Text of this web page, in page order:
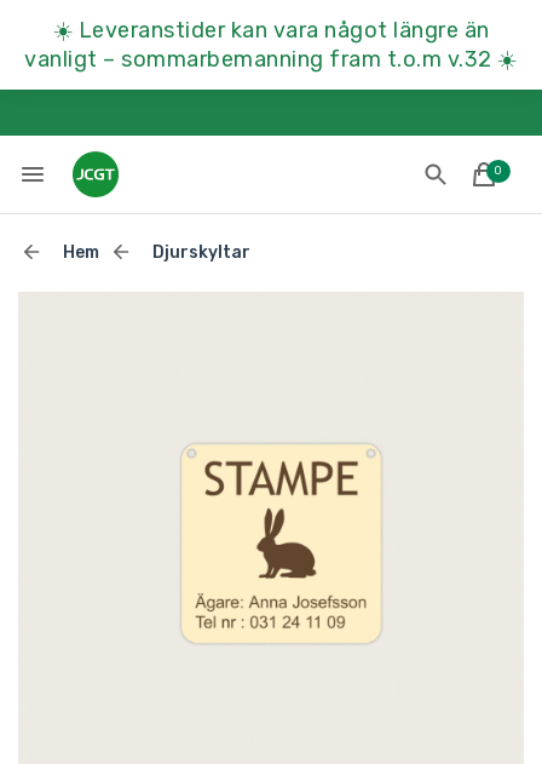
☀️ Leveranstider kan vara något längre än
vanligt – sommarbemanning fram t.o.m v.32 ☀️
0
Till kassan
Hem Djurskyltar